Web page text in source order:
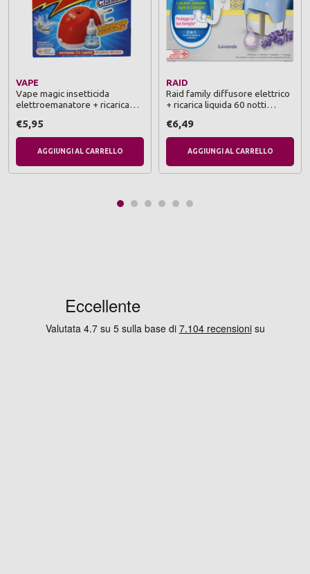
VAPE
Vape magic insetticida
elettroemanatore + ricarica
€5,95
AGGIUNGI AL CARRELLO
RAID
Raid family diffusore elettrico
+ ricarica liquida 60 notti
€6,49
AGGIUNGI AL CARRELLO